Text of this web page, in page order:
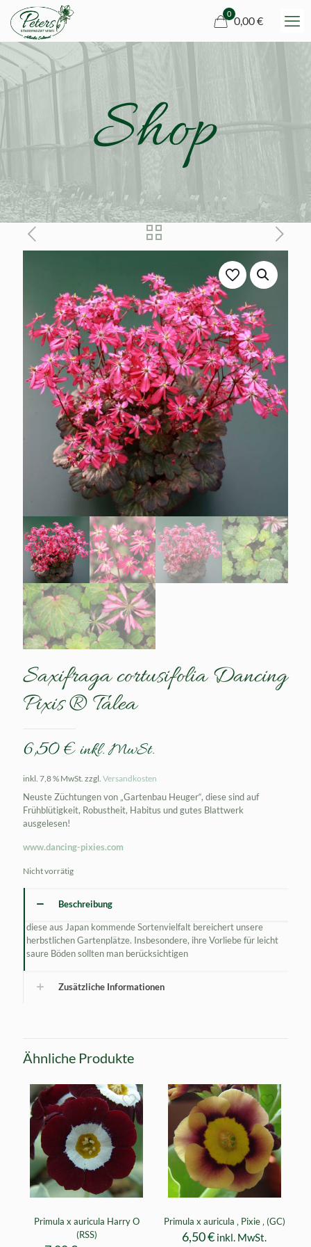
0
0,00 €
Shop
Saxifraga cortusifolia Dancing
Pixis ® Talea
6,50€ inkl. MwSt.
inkl. 7,8 % MwSt. zzgl. Versandkosten
Neuste Züchtungen von „Gartenbau Heuger“, diese sind auf
Frühblütigkeit, Robustheit, Habitus und gutes Blattwerk
ausgelesen!
www.dancing-pixies.com
Nicht vorrätig
Beschreibung
diese aus Japan kommende Sortenvielfalt bereichert unsere
herbstlichen Gartenplätze. Insbesondere, ihre Vorliebe für leicht
saure Böden sollten man berücksichtigen
Zusätzliche Informationen
Ähnliche Produkte
Primula x auricula Harry O
(RSS)
Primula x auricula ‚ Pixie ‚ (GC)
6,50€ inkl. MwSt.